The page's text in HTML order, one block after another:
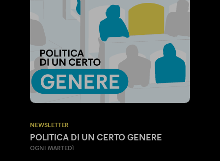
NEWSLETTER
POLITICA DI UN CERTO GENERE
OGNI MARTEDÌ